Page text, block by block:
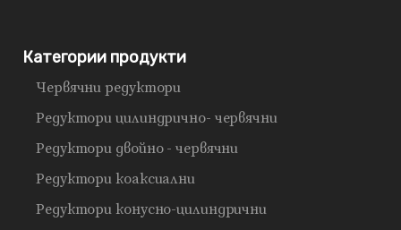
Категории продукти
Червячни редуктори
Редуктори цилиндрично- червячни
Редуктори двойно - червячни
Редуктори коаксиални
Редуктори конусно-цилиндрични